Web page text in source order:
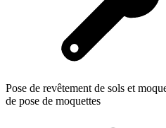
Pose de revêtement de sols et
de pose de moquettes